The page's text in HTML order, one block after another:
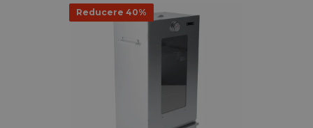
Reducere 40%